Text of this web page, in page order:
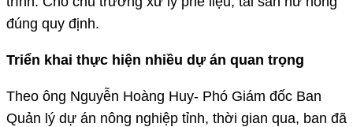
đúng quy định.
Triển khai thực hiện nhiều dự án quan trọng
Theo ông Nguyễn Hoàng Huy- Phó Giám đốc Ban
Quản lý dự án nông nghiệp tỉnh, thời gian qua, ban đã